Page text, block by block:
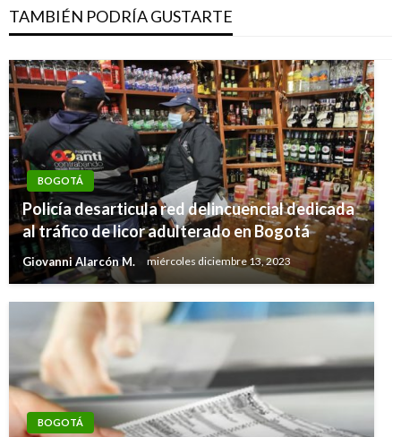
TAMBIÉN PODRÍA GUSTARTE
BOGOTÁ
Policía desarticula red delincuencial dedicada
al tráfico de licor adulterado en Bogotá
Giovanni Alarcón M. miércoles diciembre 13, 2023
BOGOTÁ